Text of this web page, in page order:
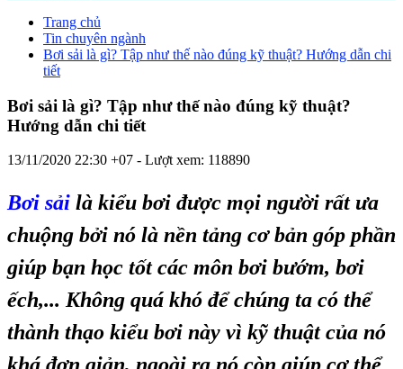
Trang chủ
Tin chuyên ngành
Bơi sải là gì? Tập như thế nào đúng kỹ thuật? Hướng dẫn chi
tiết
Bơi sải là gì? Tập như thế nào đúng kỹ thuật?
Hướng dẫn chi tiết
13/11/2020 22:30 +07 - Lượt xem: 118890
Bơi sải là kiểu bơi được mọi người rất ưa
chuộng bởi nó là nền tảng cơ bản góp phần
giúp bạn học tốt các môn bơi bướm, bơi
ếch,... Không quá khó để chúng ta có thể
thành thạo kiểu bơi này vì kỹ thuật của nó